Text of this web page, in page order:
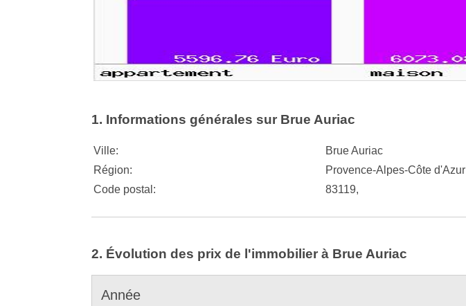
1. Informations générales sur Brue Auriac
Ville:
Brue Auriac
Région:
Provence-Alpes-Côte d'Azur
Code postal:
83119,
2. Évolution des prix de l'immobilier à Brue Auriac
Année